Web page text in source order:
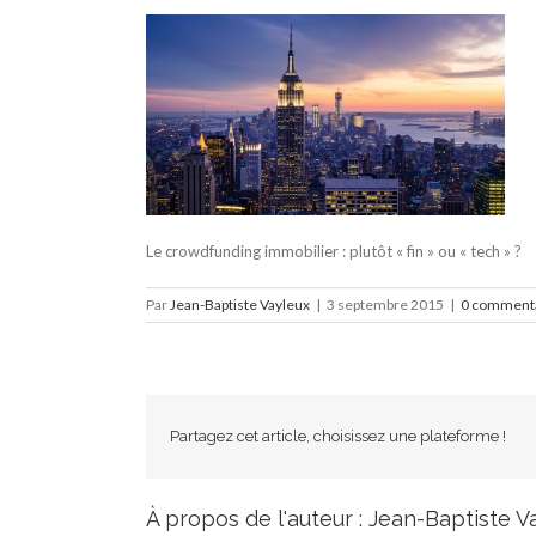
Le crowdfunding immobilier : plutôt « fin » ou « tech » ?
ParJean-Baptiste Vayleux | 3 septembre 2015 | 0
Partagez cet article, choisissez une plateforme !
À propos de l'auteur : Jean-Baptiste